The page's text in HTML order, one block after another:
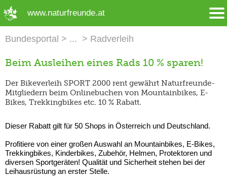
www.naturfreunde.at
Bundesportal Radverleih
Beim Ausleihen eines Rads 10 % sparen!
Der Bikeverleih SPORT 2000 rent gewährt Naturfreunde-
Mitgliedern beim Onlinebuchen von Mountainbikes, E-
Bikes, Trekkingbikes etc. 10 % Rabatt.
Dieser Rabatt gilt für 50 Shops in Österreich und Deutschland.
Profitiere von einer großen Auswahl an Mountainbikes, E-Bikes,
Trekkingbikes, Kinderbikes, Zubehör, Helmen, Protektoren und
diversen Sportgeräten! Qualität und Sicherheit stehen bei der
Leihausrüstung an erster Stelle.